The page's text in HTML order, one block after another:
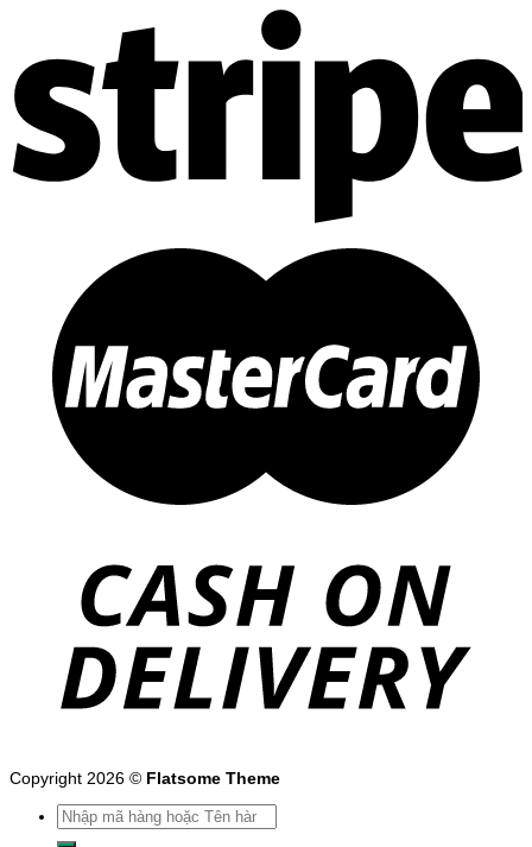
Copyright 2026 © Flatsome Theme
Tìm
kiếm: